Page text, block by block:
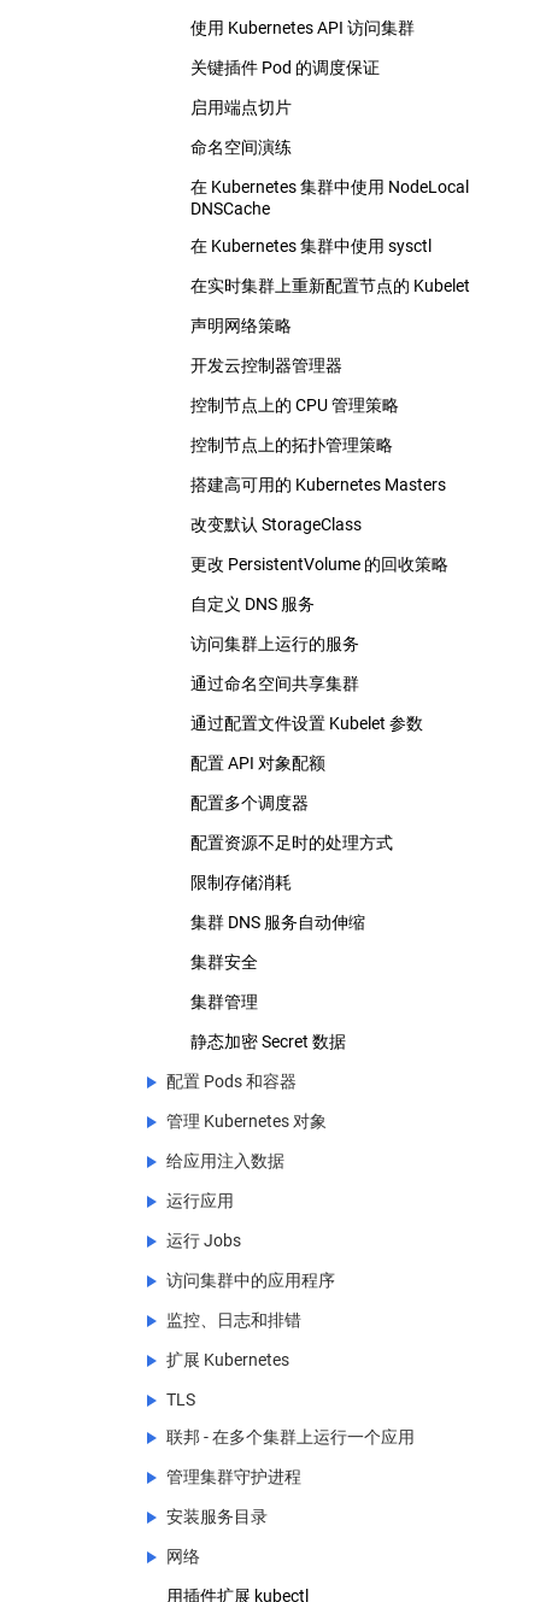
使用 Kubernetes API 访问集群
关键插件 Pod 的调度保证
启用端点切片
命名空间演练
在 Kubernetes 集群中使用 NodeLocal
DNSCache
在 Kubernetes 集群中使用 sysctl
在实时集群上重新配置节点的 Kubelet
声明网络策略
开发云控制器管理器
控制节点上的 CPU 管理策略
控制节点上的拓扑管理策略
搭建高可用的 Kubernetes Masters
改变默认 StorageClass
更改 PersistentVolume 的回收策略
自定义 DNS 服务
访问集群上运行的服务
通过命名空间共享集群
通过配置文件设置 Kubelet 参数
配置 API 对象配额
配置多个调度器
配置资源不足时的处理方式
限制存储消耗
集群 DNS 服务自动伸缩
集群安全
集群管理
静态加密 Secret 数据
配置 Pods 和容器
配置 Pods 和容器
为容器和 Pod 分配内存资源
Assign CPU Resources to Containers and
containers(EN)
为 Windows 的 pod 和容器配置
RunAsUserName
配置 Pod 的服务质量
为容器分派扩展资源
配置 Pod 以使用卷进行存储
配置 Pod 以使用 PersistentVolume 作为存
储
配置 Pod 使用投射卷作存储
Configure a Security Context for a Pod or
管理 Kubernetes 对象
管理 Kubernetes 对象
Declarative Management of Kubernetes
Objects Using Kustomize
Managing Kubernetes Objects Using
Imperative Commands
使用配置文件对 Kubernetes 对象进行命令
式管理
给应用注入数据
给应用注入数据
为容器设置启动时要执行的命令及其入参
为容器设置环境变量
使用 PodPreset 将信息注入 Pods
使用 Secret 安全地分发凭证
通过文件将Pod信息呈现给容器
通过环境变量将Pod信息呈现给容器
运行应用
运行应用
运行一个有状态的应用程序
使用 kubectl patch 更新 API 对象
删除 StatefulSet
强制删除 StatefulSet 类型的 Pods
基于Replication Controller执行滚动升级
Pod 水平自动伸缩
Horizontal Pod Autoscaler演练
指定应用程序的中断预算（Disruption
运行 Jobs
运行 Jobs
使用 CronJob 运行自动化任务
使用扩展进行并行处理
使用工作队列进行粗粒度并行处理
使用工作队列进行精细的并行处理
访问集群中的应用程序
访问集群中的应用程序
网页界面 (Dashboard)
访问集群
使用端口转发来访问集群中的应用
使用服务来访问集群中的应用
创建一个外部负载均衡器
配置你的云平台防火墙
Set up Ingress on Minikube with the
监控、日志和排错
监控、日志和排错
Auditing
Auditing with Falco(EN)
Logging Using Stackdriver
StackDriver 中的事件
使用 crictl 对 Kubernetes 节点进行调试
使用 ElasticSearch 和 Kibana 进行日志管
扩展 Kubernetes
扩展 Kubernetes
使用自定义资源
使用自定义资源
Extend the Kubernetes API with
配置聚合层
设置一个扩展的 API server
使用 HTTP 代理访问 Kubernetes API
TLS
管理集群中的 TLS 认证
证书轮换
联邦 - 在多个集群上运行一个应用
联邦 - 在多个集群上运行一个应用
将 CoreDNS 设置为联邦集群的 DNS 提供
管理集群守护进程
管理集群守护进程
对 DaemonSet 执行回滚
对 DaemonSet 执行滚动更新
安装服务目录
安装服务目录
使用 Helm 安装 Service Catalog
网络
网络
用插件扩展 kubectl